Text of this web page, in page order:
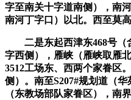
字至南关十字道南侧），南
南河丁字口）以北。西至莫
二是东起西津东468号（
字西侧），雁峡（雁峡取雁
3512工场东、西两个家眷区
侧）。南至S207#规划道（
（东教场部队家眷区），南